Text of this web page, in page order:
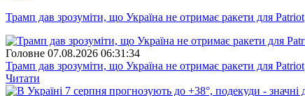
Трамп дав зрозуміти, що Україна не отримає ракети для Patriot
Головне 07.08.2026 06:31:34
Трамп дав зрозуміти, що Україна не отримає ракети для Patriot
Читати